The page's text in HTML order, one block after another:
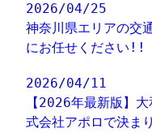
2026/04/25
神奈川県エリアの交
にお任せください!!
2026/04/11
【2026年最新版】
式会社アポロで決ま